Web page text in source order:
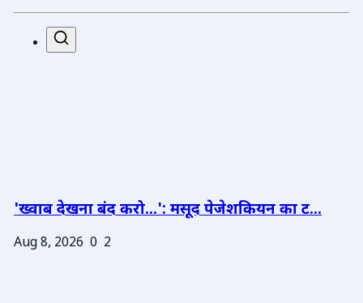
'ख्वाब देखना बंद करो...': मसूद पेजेशकियन का ट...
Aug 8, 2026 0 2